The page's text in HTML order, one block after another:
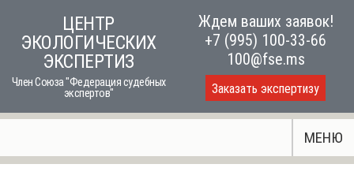
content
ЦЕНТР
ЭКОЛОГИЧЕСКИХ
ЭКСПЕРТИЗ
Член Союза "Федерация судебных
экспертов"
Ждем ваших заявок!
+7 (995) 100-33-66
100@fse.ms
Заказать экспертизу
МЕНЮ